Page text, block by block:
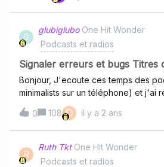
rubrique dans Explorer ! Version de
deviens folle !!merci
G
glubiglubo One Hit Wonder
Podcasts et radios
Signaler erreurs et bugs Titres
Bonjour, J'ecoute ces temps des podcasts (the
minimalists sur un téléphone) et j'ai
coupures et ce qui semble être des
essayé d ecouter ces podcasts
le meme soucis apparaît (enceinte
operateur sunrise). Comment savoir
problème? Merci!
0 108 D il y a 2 ans
R
Ruth Tkt One Hit Wonder
Podcasts et radios